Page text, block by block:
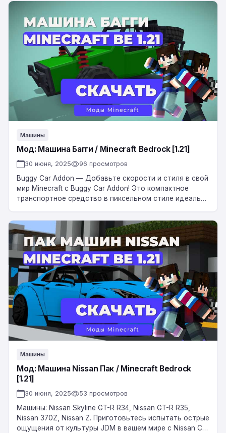
Мод:
Машина
Багги
Bedrock
Машины
Мод: Машина Багги / Minecraft Bedrock [1.21]
30 июня, 2025 96 просмотров
Buggy Car Addon — Добавьте скорости и стиля в свой
мир Minecraft с Buggy Car Addon! Это компактное
транспортное средство в пиксельном стиле идеально
Мод:
Машина
Nissan
/
Minecraft
Bedrock
[1.21]
Машины
Мод: Машина Nissan Пак / Minecraft Bedrock
[1.21]
30 июня, 2025 53 просмотров
Машины: Nissan Skyline GT-R R34, Nissan GT-R R35,
Nissan 370Z, Nissan Z. Приготовьтесь испытать острые
ощущения от культуры JDM в вашем мире с Nissan Car